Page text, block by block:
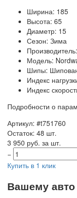
Ширина: 185
Высота: 65
Диаметр: 15
Сезон: Зима
Модель:
Шипы:
Индекс
Индекс
Подробности о
Артикул: #t751760
Остаток: 48 шт.
3 950 руб. за шт.
−
Купить в 1 клик
Вашему